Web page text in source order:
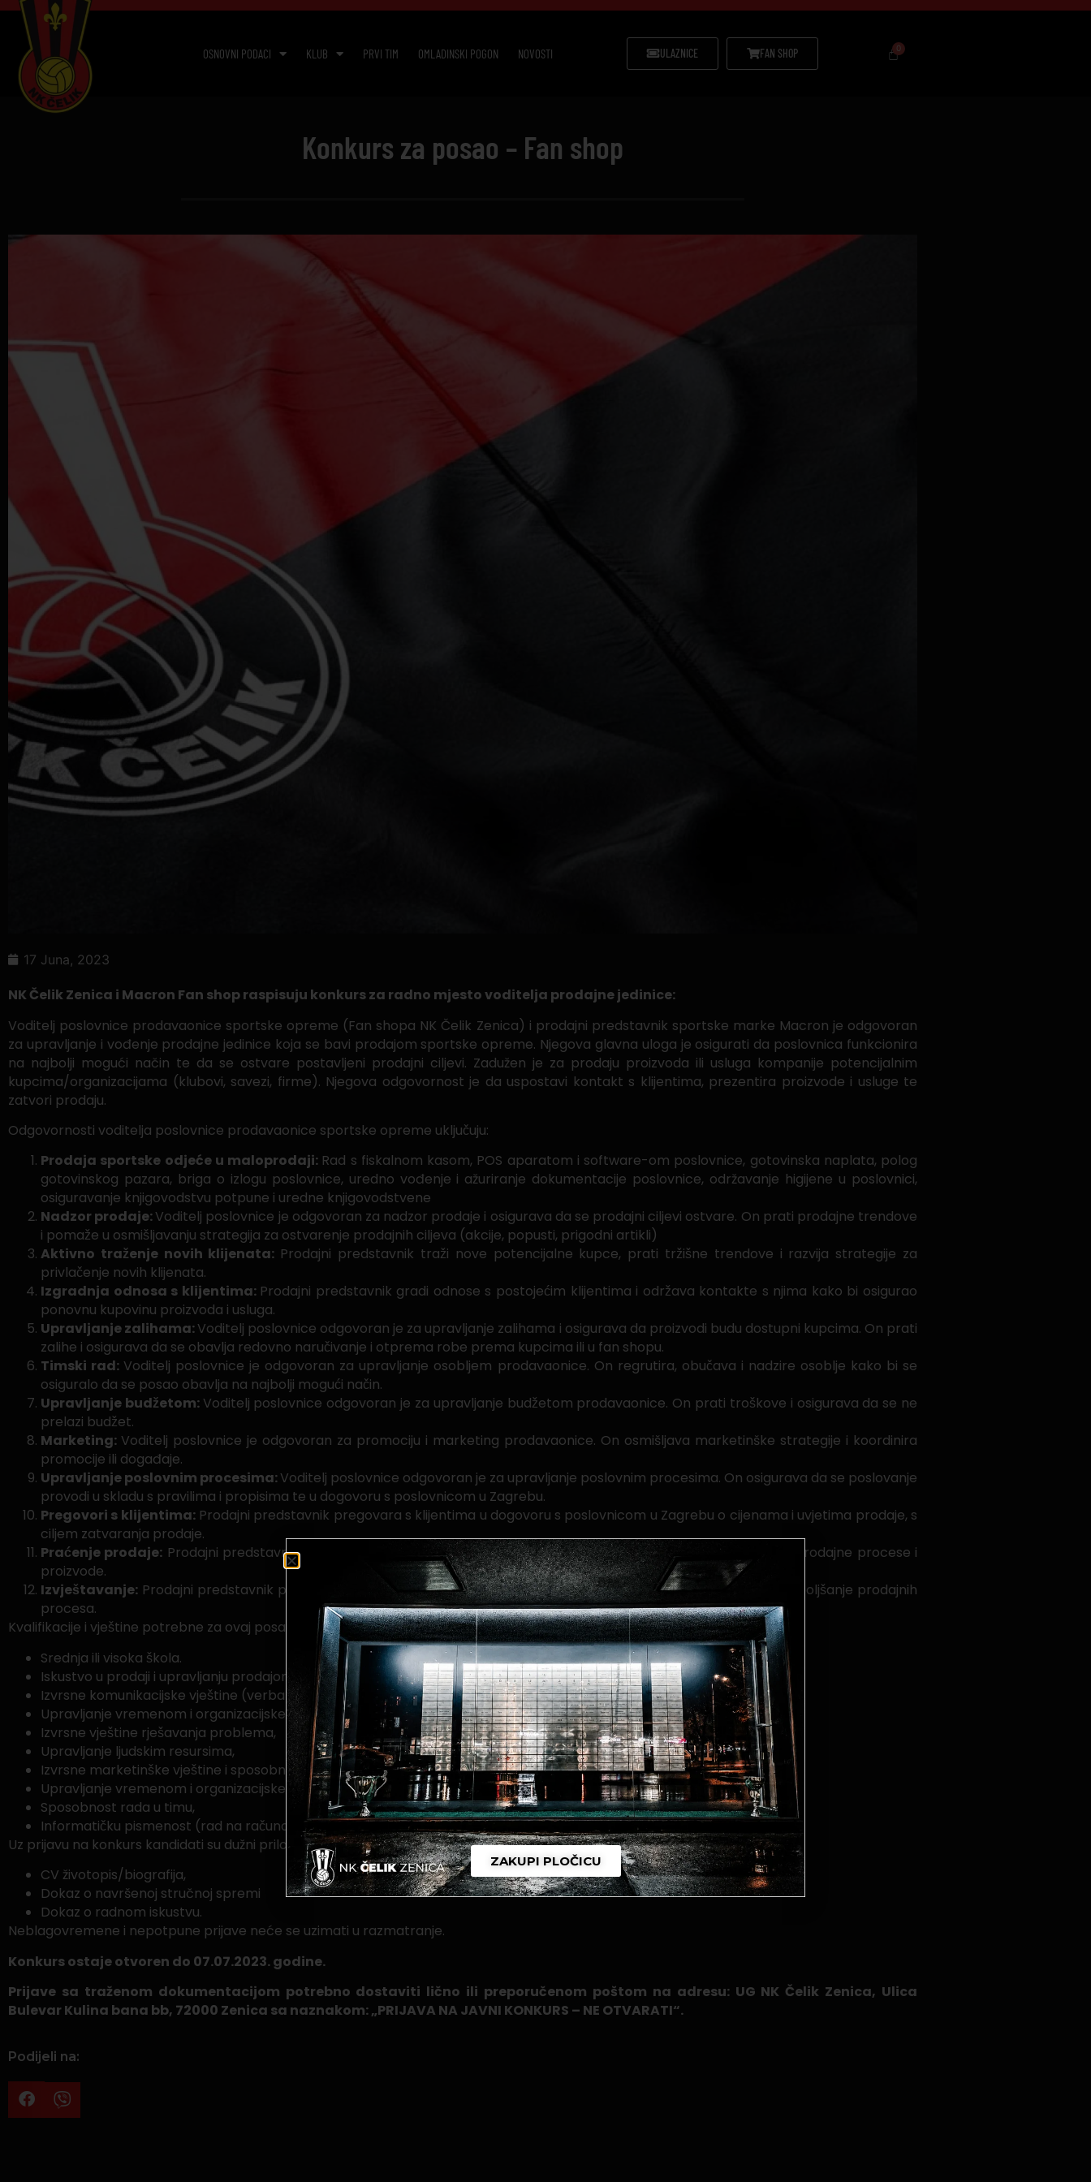
OSNOVNI PODACI KLUB PRVI TIM OMLADINSKI POGON NOVOSTI ULAZNICE FAN SHOP
Konkurs za posao – Fan shop
17 Juna, 2023
NK Čelik Zenica i Macron Fan shop raspisuju konkurs za radno mjesto voditelja prodajne jedinice:
Voditelj poslovnice prodavaonice sportske opreme (Fan shopa NK Čelik Zenica) i prodajni predstavnik sportske marke Macron je odgovoran
za upravljanje i vođenje prodajne jedinice koja se bavi prodajom sportske opreme. Njegova glavna uloga je osigurati da poslovnica funkcionira
na najbolji mogući način te da se ostvare postavljeni prodajni ciljevi. Zadužen je za prodaju proizvoda ili usluga kompanije potencijalnim
kupcima/organizacijama (klubovi, savezi, firme). Njegova odgovornost je da uspostavi kontakt s klijentima, prezentira proizvode i usluge te
zatvori prodaju.
Odgovornosti voditelja poslovnice prodavaonice sportske opreme uključuju:
Prodaja sportske odjeće u maloprodaji: Rad s fiskalnom kasom, POS aparatom i software-om poslovnice, gotovinska naplata, polog
gotovinskog pazara, briga o izlogu poslovnice, uredno vođenje i ažuriranje dokumentacije poslovnice, održavanje higijene u poslovnici,
osiguravanje knjigovodstvu potpune i uredne knjigovodstvene
Nadzor prodaje:Voditelj poslovnice je odgovoran za nadzor prodaje i osigurava da se prodajni ciljevi ostvare. On prati prodajne trendove
i pomaže u osmišljavanju strategija za ostvarenje prodajnih ciljeva (akcije, popusti, prigodni artikli)
Aktivno traženje novih klijenata: Prodajni predstavnik traži nove potencijalne kupce, prati tržišne trendove i razvija strategije za
privlačenje novih klijenata.
Izgradnja odnosa s klijentima: Prodajni predstavnik gradi odnose s postojećim klijentima i održava kontakte s njima kako bi osigurao
ponovnu kupovinu proizvoda i usluga.
Upravljanje zalihama:Voditelj poslovnice odgovoran je za upravljanje zalihama i osigurava da proizvodi budu dostupni kupcima. On prati
zalihe i osigurava da se obavlja redovno naručivanje i otprema robe prema kupcima ili u fan shopu.
Timski rad: Voditelj poslovnice je odgovoran za upravljanje osobljem prodavaonice. On regrutira, obučava i nadzire osoblje kako bi se
osiguralo da se posao obavlja na najbolji mogući način.
Upravljanje budžetom: Voditelj poslovnice odgovoran je za upravljanje budžetom prodavaonice. On prati troškove i osigurava da se ne
prelazi budžet.
Marketing: Voditelj poslovnice je odgovoran za promociju i marketing prodavaonice. On osmišljava marketinške strategije i koordinira
promocije ili događaje.
Upravljanje poslovnim procesima:Voditelj poslovnice odgovoran je za upravljanje poslovnim procesima. On osigurava da se poslovanje
provodi u skladu s pravilima i propisima te u dogovoru s poslovnicom u Zagrebu.
Pregovori s klijentima:Prodajni predstavnik pregovara s klijentima u dogovoru s poslovnicom u Zagrebu o cijenama i uvjetima prodaje, s
ciljem zatvaranja prodaje.
Praćenje prodaje: Prodajni predstavnik prati prodaju i prikuplja povratne informacije od klijenata kako bi poboljšao prodajne procese i
proizvode.
Izvještavanje: Prodajni predstavnik priprema izvještaje o prodaji, uspješnosti i neuspjehu, te predlaže strategije za poboljšanje prodajnih
procesa.
Kvalifikacije i vještine potrebne za ovaj posao uključuju:
Srednja ili visoka škola.
Iskustvo u prodaji i upravljanju prodajom te sposobnost pregovaranja i uvjeravanja,
Izvrsne komunikacijske vještine (verbalne i pisane),
Upravljanje vremenom i organizacijske sposobnosti,
Izvrsne vještine rješavanja problema,
Upravljanje ljudskim resursima,
Izvrsne marketinške vještine i sposobnost stvaranja ciljanih marketinških strategija,
Upravljanje vremenom i organizacijske sposobnosti,
Sposobnost rada u timu,
Informatičku pismenost (rad na računalu, office paket i fiskalna blagajna).
Uz prijavu na konkurs kandidati su dužni priložiti sljedeće dokaze o ispunjavanju uslova:
CV životopis/biografija,
Dokaz o navršenoj stručnoj spremi
Dokaz o radnom iskustvu.
Neblagovremene i nepotpune prijave neće se uzimati u razmatranje.
Konkurs ostaje otvoren do 07.07.2023. godine.
Prijave sa traženom dokumentacijom potrebno dostaviti lično ili preporučenom poštom na adresu: UG NK Čelik Zenica, Ulica
Bulevar Kulina bana bb, 72000 Zenica sa naznakom: „PRIJAVA NA JAVNI KONKURS – NE OTVARATI“.
Podijeli na:
ZAKUPI PLOČICU